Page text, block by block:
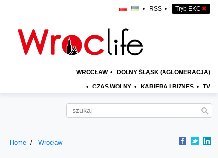
• RSS • Tryb EKO ✖
WROCŁAW • DOLNY ŚLĄSK (AGLOMERACJA)
• CZAS WOLNY • KARIERA I BIZNES • TV
Home Wrocław